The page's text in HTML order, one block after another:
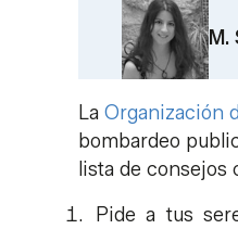
M.
La Organización
bombardeo
lista de consejos
Pide a tus